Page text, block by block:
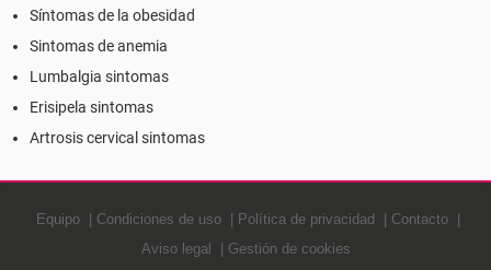
Síntomas de la obesidad
Sintomas de anemia
Lumbalgia sintomas
Erisipela sintomas
Artrosis cervical sintomas
Equipo Condiciones de uso Política de privacidad
Contacto
Aviso legal
Gestión de cookies